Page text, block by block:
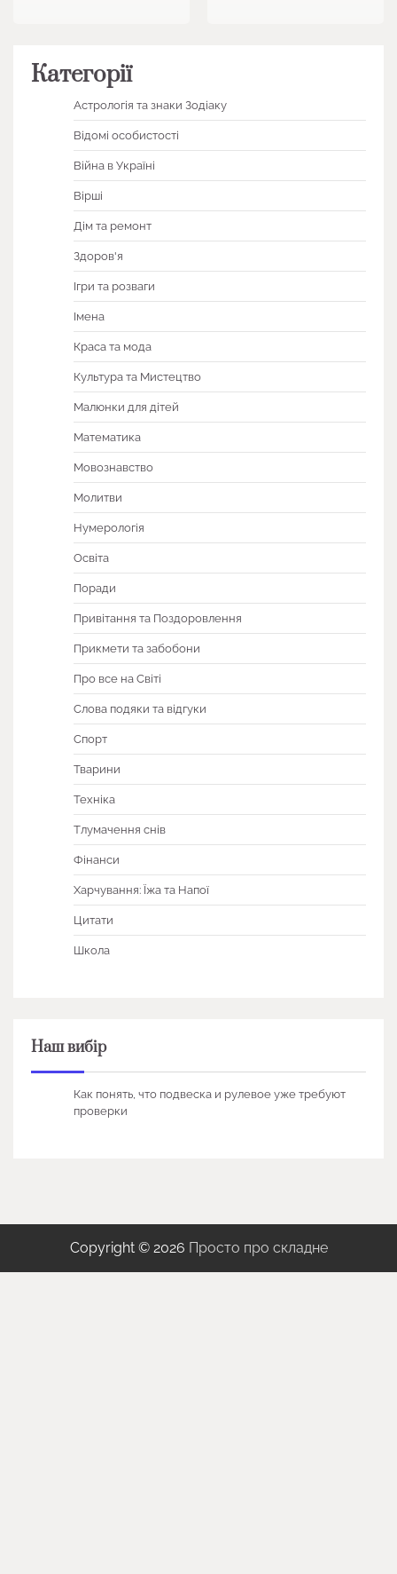
Категорії
Астрологія та знаки Зодіаку
Відомі особистості
Війна в Україні
Вірші
Дім та ремонт
Здоров'я
Ігри та розваги
Імена
Краса та мода
Культура та Мистецтво
Малюнки для дітей
Математика
Мовознавство
Молитви
Нумерологія
Освіта
Поради
Привітання та Поздоровлення
Прикмети та забобони
Про все на Світі
Слова подяки та відгуки
Спорт
Тварини
Техніка
Тлумачення снів
Фінанси
Харчування: Їжа та Напої
Цитати
Школа
Наш вибір
Как понять, что подвеска и рулевое уже требуют
проверки
Copyright © 2026 Просто про складне